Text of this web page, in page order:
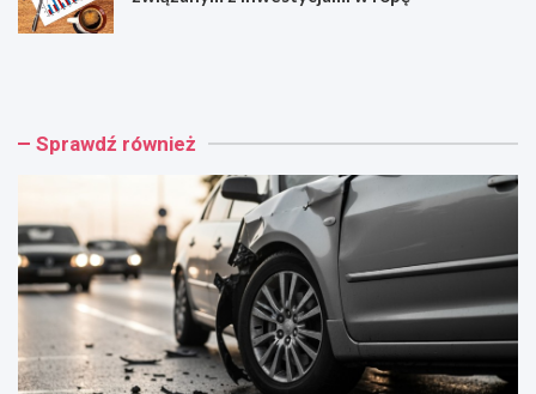
W
a
y
p
a
d
k
n
F
w
u
z
y
c
n
a
Sprawdź również